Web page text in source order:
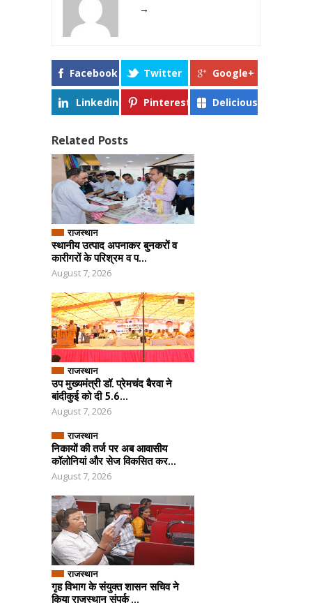
→
Facebook Twitter Google+
Linkedin Pinterest Delicious
Related Posts
राजस्थान
स्थानीय उत्पाद अपनाकर बुनकरों व
कारीगरों के परिश्रम व प...
August 7, 2026
राजस्थान
उप मुख्यमंत्री डॉ. प्रेमचंद बैरवा ने
बांदीकुई को दी 5.6...
August 7, 2026
राजस्थान
निकायों की तर्ज पर अब आवासीय
कॉलोनियां और सेज विकसित कर...
August 7, 2026
राजस्थान
गृह विभाग के संयुक्त शासन सचिव ने
किया राजस्थान संपर्क ...